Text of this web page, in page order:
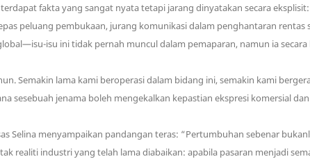
fakta yang sangat nyata tetapi jarang dinyatakan secara
peluang pembukaan, jurang komunikasi dalam penghantaran rentas
isu ini tidak pernah muncul dalam pemaparan, namun ia
Semakin lama kami beroperasi dalam bidang ini, semakin kami
sesebuah jenama boleh mengekalkan kepastian ekspresi komersial
Selina menyampaikan pandangan teras: “Pertumbuhan sebenar
realiti industri yang telah lama diabaikan: apabila pasaran menjadi